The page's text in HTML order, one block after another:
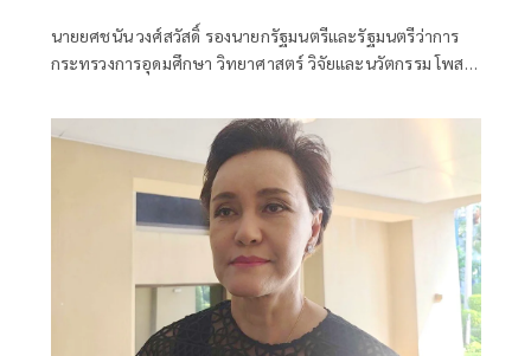
นายยศชนัน วงศ์สวัสดิ์ รองนายกรัฐมนตรีและรัฐมนตรีว่าการ
กระทรวงการอุดมศึกษา วิทยาศาสตร์ วิจัยและนวัตกรรม โพสต์
ครอบครัวผู้สูญเสีย